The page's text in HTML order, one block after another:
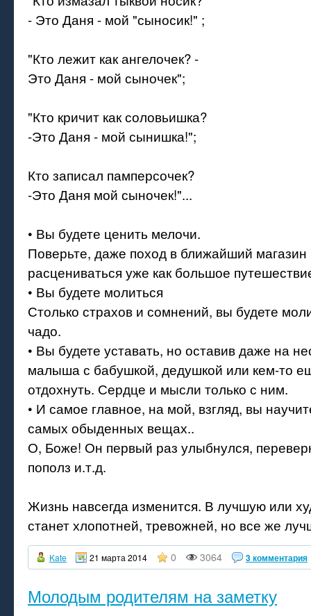
- Это Даня - мой "сыносик!" ;
"Кто лежит как ангелочек? -
Это Даня - мой сыночек";
"Кто кричит как соловьишка?
-Это Даня - мой сынишка!";
Кто записал памперсочек?
-Это Даня мой сыночек!"...
• Вы будете ценить мелочи.
Поверьте, даже поход в ближайший магазин
расцениваться уже как большое
• Вы будете молиться
Столько страхов и сомнений, вы будете
чадо.
• Вы будете уставать, но оставив даже на
малыша с бабушкой, дедушкой или кем-то
отдохнуть. Сердце и мысли только с ним.
• И самое главное, на мой, взгляд, вы
самых обыденных вещах..
О, Боже! Он первый раз улыбнулся,
пополз и.т.д.
Жизнь навсегда изменится. В лучшую или
станет хлопотней, тревожней, но все же
Kate 21 марта 2014 0 3064 3 комментария
Молодым родителям на заметку